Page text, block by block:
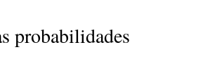
probabilidades